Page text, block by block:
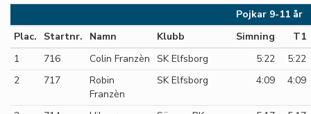
Pojkar 9-11 år
Plac.
Startnr. Namn Klubb Simning
T1
1
716 Colin Franzèn SK Elfsborg 5:22
5:22
2
717
Robin
Franzèn
SK Elfsborg 4:09 4:09